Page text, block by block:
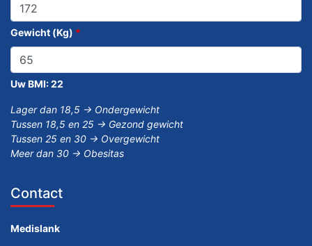
Gewicht (Kg) *
Uw BMI:22
Lager dan 18,5 -> Ondergewicht
Tussen 18,5 en 25 -> Gezond gewicht
Tussen 25 en 30 -> Overgewicht
Meer dan 30 -> Obesitas
Contact
Medislank